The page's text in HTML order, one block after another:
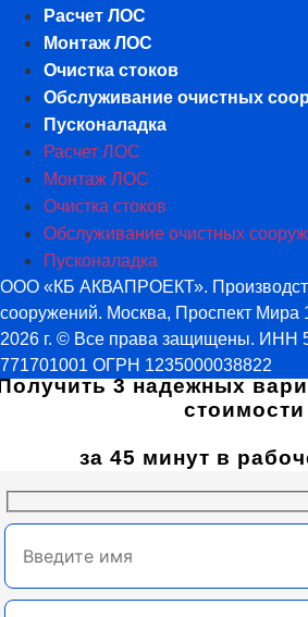
Расчет ЛОС
Монтаж ЛОС
Очистка стоков
Обслуживание очистных
Пусконаладка
Расчет ЛОС
Монтаж ЛОС
Очистка стоков
Обслуживание очистных
Пусконаладка
ООО «КБ АКВАПРОЕКТ».
сооружений. Москва, Проспект Мира
2026 г. © Все права защищены. ИНН
771701001 ОГРН 1235000038822
3 надежных
стоимости
за 45 минут в